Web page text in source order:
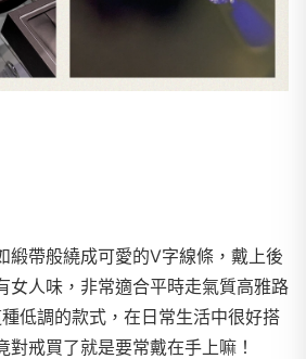
緞帶般繞成可愛的V字線條，戴上後
女人味，非常適合平時走氣質高雅路
低調的款式，在日常生活中很好搭
對戒買了就是要常戴在手上嘛！